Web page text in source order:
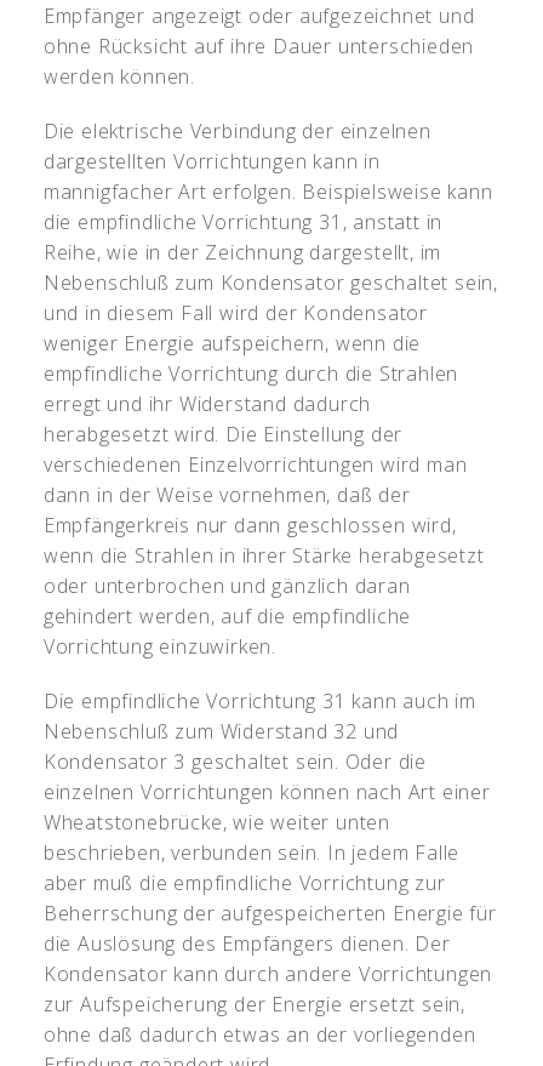
Empfänger angezeigt oder aufgezeichnet und
ohne Rücksicht auf ihre Dauer unterschieden
werden können.
Die elektrische Verbindung der einzelnen
dargestellten Vorrichtungen kann in
mannigfacher Art erfolgen. Beispielsweise kann
die empfindliche Vorrichtung 31, anstatt in
Reihe, wie in der Zeichnung dargestellt, im
Nebenschluß zum Kondensator geschaltet sein,
und in diesem Fall wird der Kondensator
weniger Energie aufspeichern, wenn die
empfindliche Vorrichtung durch die Strahlen
erregt und ihr Widerstand dadurch
herabgesetzt wird. Die Einstellung der
verschiedenen Einzelvorrichtungen wird man
dann in der Weise vornehmen, daß der
Empfängerkreis nur dann geschlossen wird,
wenn die Strahlen in ihrer Stärke herabgesetzt
oder unterbrochen und gänzlich daran
gehindert werden, auf die empfindliche
Vorrichtung einzuwirken.
Die empfindliche Vorrichtung 31 kann auch im
Nebenschluß zum Widerstand 32 und
Kondensator 3 geschaltet sein. Oder die
einzelnen Vorrichtungen können nach Art einer
Wheatstonebrücke, wie weiter unten
beschrieben, verbunden sein. In jedem Falle
aber muß die empfindliche Vorrichtung zur
Beherrschung der aufgespeicherten Energie für
die Auslösung des Empfängers dienen. Der
Kondensator kann durch andere Vorrichtungen
zur Aufspeicherung der Energie ersetzt sein,
ohne daß dadurch etwas an der vorliegenden